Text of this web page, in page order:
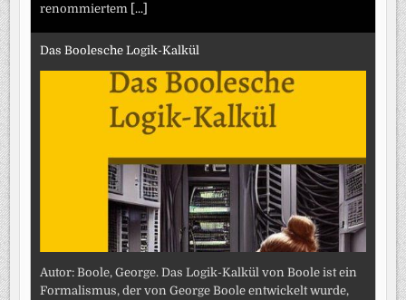
renommiertem [...]
Das Boolesche Logik-Kalkül
Autor: Boole, George. Das Logik-Kalkül von Boole ist ein
Formalismus, der von George Boole entwickelt wurde,